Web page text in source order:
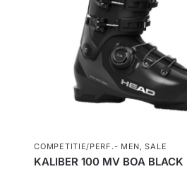
COMPETITIE/PERF.- MEN ,SALE
KALIBER 100 MV BOA BLACK